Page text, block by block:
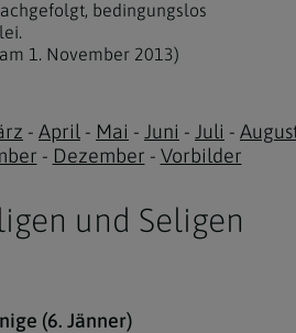
bedingungslos
1. November 2013)
- April - Mai - Juni - Juli -
- Dezember - Vorbilder
und Seligen
(6. Jänner)